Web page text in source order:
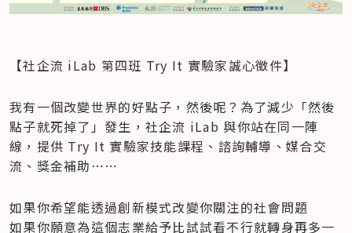
【社企流 iLab 第四班 Try It 實驗家誠心徵件】
我有一個改變世界的好點子，然後呢？為了減少「然後
點子就死掉了」發生，社企流 iLab 與你站在同一陣
線，提供 Try It 實驗家技能課程、諮詢輔導、媒合交
流、獎金補助⋯⋯
如果你希望能透過創新模式改變你關注的社會問題
如果你願意為這個志業給予比試試看不行就轉身再多一